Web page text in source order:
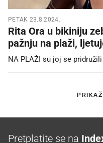
PETAK 23.8.2024.
Rita Ora u bikiniju
pažnju na plaži,
NA PLAŽI su joj se
Pretplatite se na